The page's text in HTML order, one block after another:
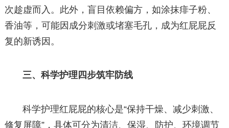
次趁虚而入。此外，盲目依赖偏方，如涂抹痱子粉、
香油等，可能因成分刺激或堵塞毛孔，成为红屁屁反
复的新诱因。
三、科学护理四步筑牢防线
科学护理红屁屁的核心是“保持干燥、减少刺激、
修复屏障”，具体可分为清洁、保湿、防护、环境调节